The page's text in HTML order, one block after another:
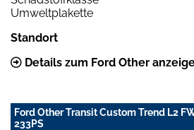
Umweltplakette
Standort
Details zum Ford Other
Ford Other Transit Custom Trend L2
233PS